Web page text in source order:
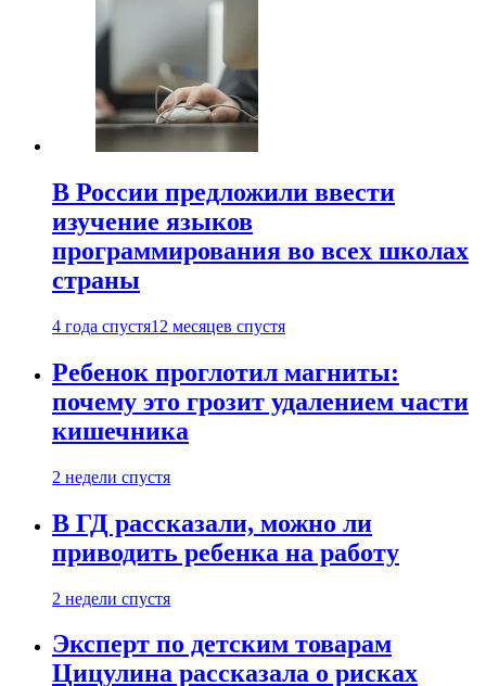
В России предложили ввести
изучение языков
программирования во всех школах
страны
4 года спустя12 месяцев спустя
Ребенок проглотил магниты:
почему это грозит удалением части
кишечника
2 недели спустя
В ГД рассказали, можно ли
приводить ребенка на работу
2 недели спустя
Эксперт по детским товарам
Цицулина рассказала о рисках